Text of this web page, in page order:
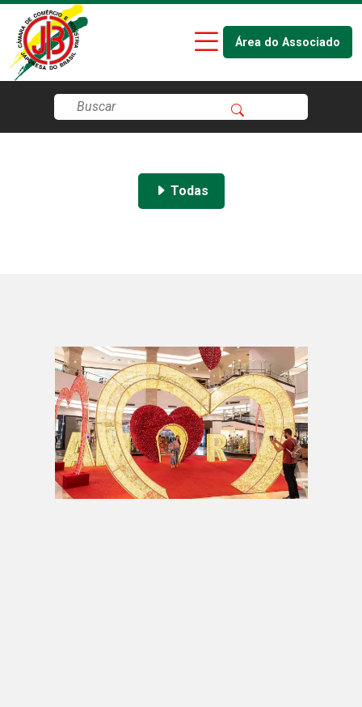
Área do Associado
Todas